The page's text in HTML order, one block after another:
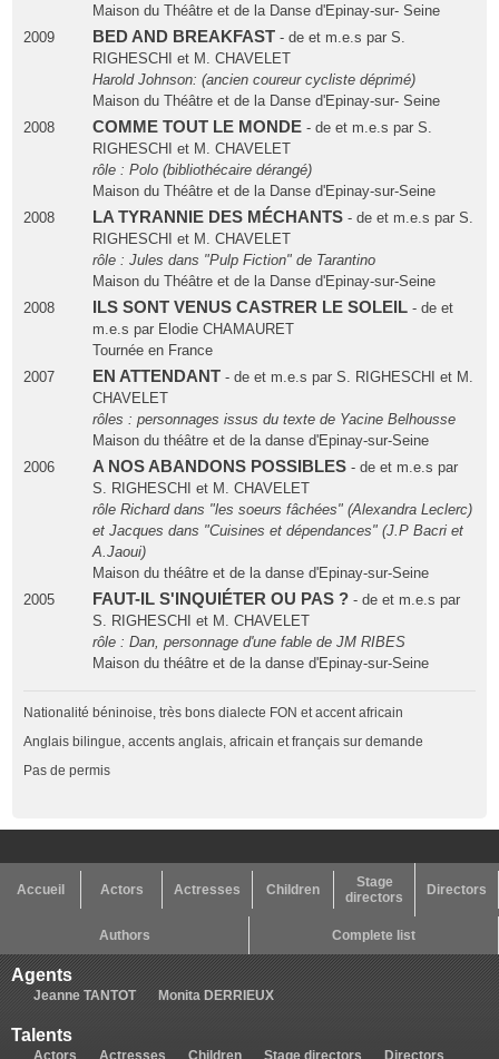
Maison du Théâtre et de la Danse d'Epinay-sur- Seine
2009
BED AND BREAKFAST- de et m.e.s par S.
RIGHESCHI et M. CHAVELET
Harold Johnson: (ancien coureur cycliste déprimé)
Maison du Théâtre et de la Danse d'Epinay-sur- Seine
2008
COMME TOUT LE MONDE - de et m.e.s par S.
RIGHESCHI et M. CHAVELET
rôle : Polo (bibliothécaire dérangé)
Maison du Théâtre et de la Danse d'Epinay-sur-Seine
2008
LA TYRANNIE DES MÉCHANTS- de et m.e.s par S.
RIGHESCHI et M. CHAVELET
rôle : Jules dans "Pulp Fiction" de Tarantino
Maison du Théâtre et de la Danse d'Epinay-sur-Seine
2008
ILS SONT VENUS CASTRER LE SOLEIL- de et
m.e.s par Elodie CHAMAURET
Tournée en France
2007
EN ATTENDANT- de et m.e.s par S. RIGHESCHI et M.
CHAVELET
rôles : personnages issus du texte de Yacine Belhousse
Maison du théâtre et de la danse d'Epinay-sur-Seine
2006
A NOS ABANDONS POSSIBLES- de et m.e.s par
S. RIGHESCHI et M. CHAVELET
rôle Richard dans "les soeurs fâchées" (Alexandra Leclerc)
et Jacques dans "Cuisines et dépendances" (J.P Bacri et
A.Jaoui)
Maison du théâtre et de la danse d'Epinay-sur-Seine
2005
FAUT-IL S'INQUIÉTER OU PAS ?- de et m.e.s par
S. RIGHESCHI et M. CHAVELET
rôle : Dan, personnage d'une fable de JM RIBES
Maison du théâtre et de la danse d'Epinay-sur-Seine
Nationalité béninoise, très bons dialecte FON et accent africain
Anglais bilingue, accents anglais, africain et français sur demande
Pas de permis
Accueil Actors Actresses Children
Stage
directors
Directors
Authors Complete list
Agents
Jeanne TANTOT Monita DERRIEUX
Talents
Actors Actresses Children Stage directors Directors